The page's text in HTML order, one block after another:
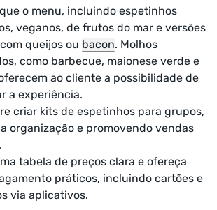
o menu, incluindo espetinhos
veganos, de frutos do mar e versões
queijos ou bacon. Molhos
como barbecue, maionese verde e
ao cliente a possibilidade de
a experiência.
criar kits de espetinhos para grupos,
organização e promovendo vendas
tabela de preços clara e ofereça
práticos, incluindo cartões e
via aplicativos.